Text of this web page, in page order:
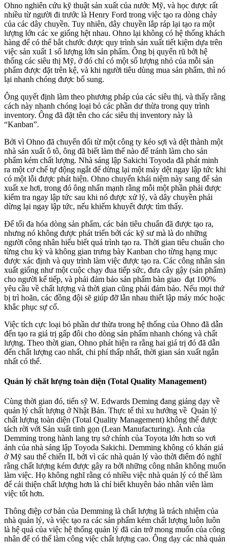
Ohno nghiên cứu kỹ thuật sản xuất của nước Mỹ, và học được rất
nhiều từ người đi trước là Henry Ford trong việc tạo ra dòng chảy
của các dây chuyền. Tuy nhiên, dây chuyền lắp ráp lại tạo ra một
lượng lớn các xe giống hệt nhau. Ohno lại không có hệ thống khách
hàng để có thể bắt chước được quy trình sản xuất tiết kiệm dựa trên
việc sản xuất 1 số lượng lớn sản phẩm. Ông bị quyến rũ bởi hệ
thống các siêu thị Mỹ, ở đó chỉ có một số lượng nhỏ của mỗi sản
phẩm được đặt trên kệ, và khi người tiêu dùng mua sản phẩm, thì nó
lại nhanh chóng được bổ sung.
Ông quyết định làm theo phương pháp của các siêu thị, và thấy rằng
cách này nhanh chóng loại bỏ các phần dư thừa trong quy trình
inventory. Ông đã đặt tên cho các siêu thị inventory này là
“Kanban”.
Bởi vì Ohno đã chuyển đổi từ một công ty kéo sợi và dệt thành một
nhà sản xuất ô tô, ông đã biết làm thế nào để tránh làm cho sản
phẩm kém chất lượng. Nhà sáng lập Sakichi Toyoda đã phát minh
ra một cơ chế tự động ngắt để dừng lại một máy dệt ngay lập tức khi
có một lỗi được phát hiện. Ohno chuyển khái niệm này sang để sản
xuất xe hơi, trong đó ông nhấn mạnh rằng mỗi một phần phải được
kiểm tra ngay lập tức sau khi nó được xử lý, và dây chuyền phải
dừng lại ngay lập tức, nếu khiếm khuyết được tìm thấy.
Để tối đa hóa dòng sản phẩm, các bản tiêu chuẩn đã được tạo ra,
nhưng nó không được phát triển bởi các kỹ sư mà là do những
người công nhân hiểu biết quá trình tạo ra. Thời gian tiêu chuẩn cho
từng chu kỳ và không gian trưng bày Kanban cho từng hạng mục
được xác định và quy trình làm việc được tạo ra. Các công nhân sản
xuất giống như một cuộc chạy đua tiếp sức, đưa cây gậy (sản phẩm)
cho người kế tiếp, và phải đảm bảo sản phẩm bàn giao đạt 100%
yêu cầu về chất lượng và thời gian cũng phải đảm bảo. Nếu mọi thứ
bị trì hoãn, các đồng đội sẽ giúp đỡ lẫn nhau thiết lập máy móc hoặc
khắc phục sự cố.
Việc tích cực loại bỏ phần dư thừa trong hệ thống của Ohno đã dẫn
đến tạo ra giá trị gấp đôi cho dòng sản phẩm nhanh chóng và chất
lượng. Theo thời gian, Ohno phát hiện ra rằng hai giá trị đó đã dẫn
đến chất lượng cao nhất, chi phí thấp nhất, thời gian sản xuất ngắn
nhất có thể.
Quản lý chất lượng toàn diện (Total Quality Management)
Cùng thời gian đó, tiến sỹ W. Edwards Deming đang giảng dạy về
quản lý chất lượng ở Nhật Bản. Thực tế thì xu hướng về Quản lý
chất lượng toàn diện (Total Quality Management) không thể được
tách rời với Sản xuất tinh gọn (Lean Manufacturing). Ảnh của
Demming trong hành lang trụ sở chính của Toyota lớn hơn so vơi
ảnh của nhà sáng lập Toyoda Sakichi. Demming không có khán giả
ở Mỹ sau thế chiến II, bởi vì các nhà quản lý vào thời điểm đó nghĩ
rằng chất lượng kém được gây ra bởi những công nhân không muốn
làm việc. Họ không nghĩ rằng có nhiều việc nhà quản lý có thể làm
để cải thiện chất lượng hơn là chỉ biết khuyên bảo nhân viên làm
việc tốt hơn.
Thông điệp cơ bản của Demming là chất lượng là trách nhiệm của
nhà quản lý, và việc tạo ra các sản phẩm kém chất lượng luôn luôn
là hệ quả của việc hệ thống quản lý đã cản trở mong muốn của công
nhân để có thể làm công việc chất lượng cao. Ông dạy các nhà quản